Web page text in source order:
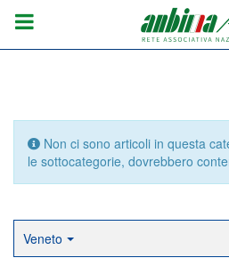
Info
Non ci sono articoli in questa
le sottocategorie, dovrebbero
Veneto